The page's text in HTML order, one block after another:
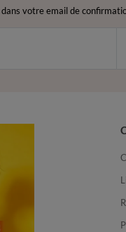
votre email de